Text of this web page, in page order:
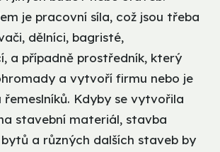
je pracovní síla, což jsou třeba
dělníci, bagristé,
a případně prostředník, který
a vytvoří firmu nebo je
řemeslníků. Kdyby se vytvořila
stavební materiál, stavba
a různých dalších staveb by